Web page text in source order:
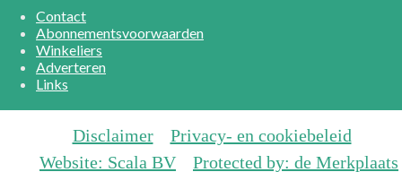
Contact
Abonnementsvoorwaarden
Winkeliers
Adverteren
Links
Disclaimer
Privacy- en cookiebeleid
Website: Scala BV
Protected by: de Merkplaats